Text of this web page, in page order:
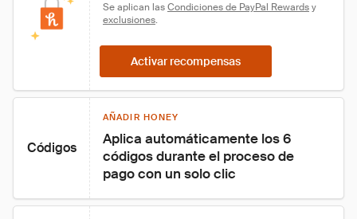
Se aplican las Condiciones de PayPal Rewards y
exclusiones.
Activar recompensas
Códigos
AÑADIR HONEY
Aplica automáticamente los 6
códigos durante el proceso de
pago con un solo clic